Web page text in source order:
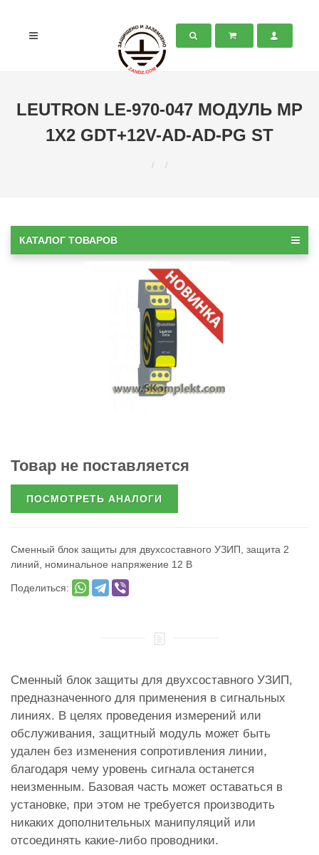
LEUTRON LE-970-047 МОДУЛЬ MP
1X2 GDT+12V-AD-AD-PG ST
КАТАЛОГ ТОВАРОВ
Товар не поставляется
ПОСМОТРЕТЬ АНАЛОГИ
Сменный блок защиты для двухсоставного УЗИП, защита 2
линий, номинальное напряжение 12 В
Поделиться:
Сменный блок защиты для двухсоставного УЗИП,
предназначенного для применения в сигнальных
линиях. В целях проведения измерений или
обслуживания, защитный модуль может быть
удален без изменения сопротивления линии,
благодаря чему уровень сигнала останется
неизменным. Базовая часть может оставаться в
установке, при этом не требуется производить
никаких дополнительных манипуляций или
отсоединять какие-либо проводники.